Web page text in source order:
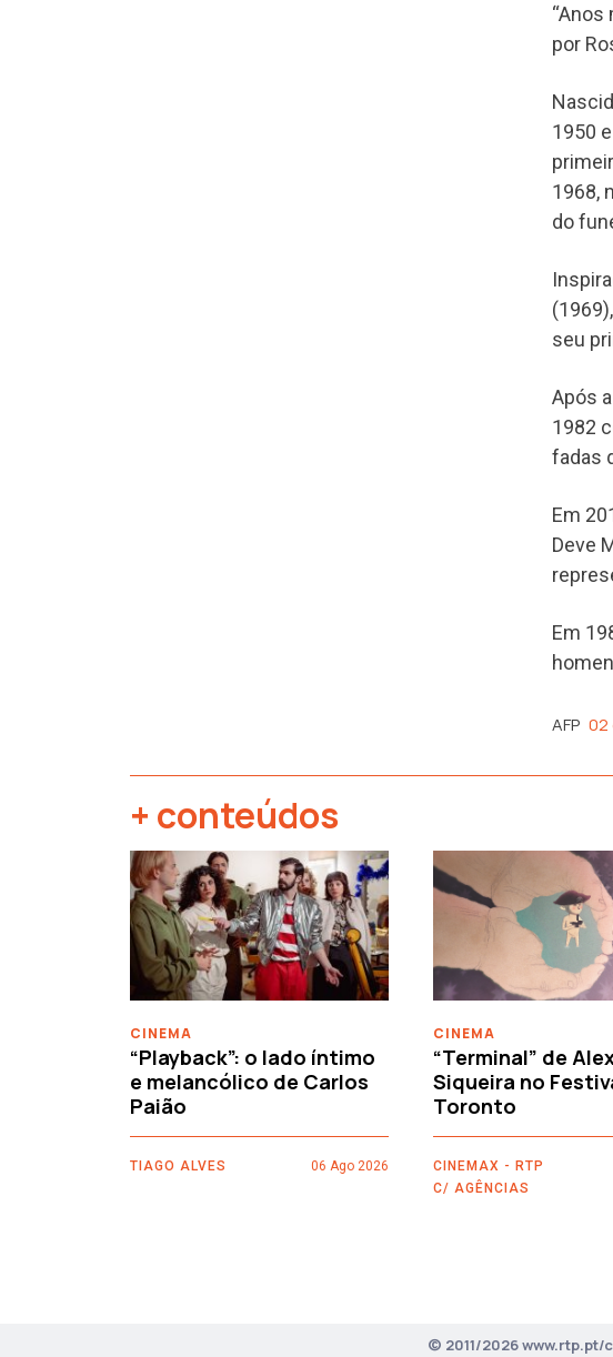
“Anos
por
1950
1968,
do
seu
Após
1982
fadas
Em
Deve
Em
AFP 02
+ conteúdos
CINEMA
“Playback”: o lado íntimo
e melancólico de Carlos
Paião
TIAGO ALVES 06 Ago 2026
CINEMA
“Terminal” de
Siqueira no
Toronto
CINEMAX - RTP
C/ AGÊNCIAS
‹
© 2011/2026